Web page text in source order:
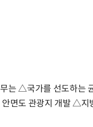
는 △국가를 선도하는
안면도 관광지 개발 △지